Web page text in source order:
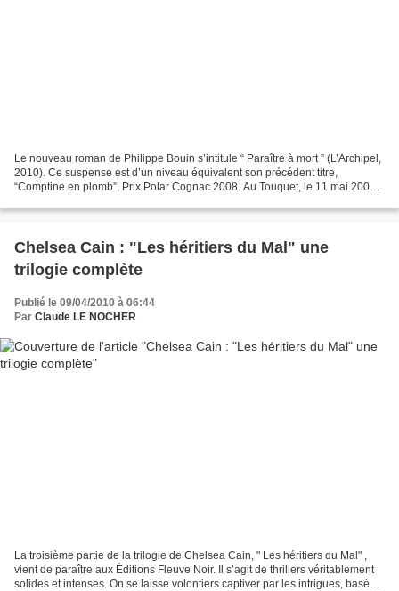
Le nouveau roman de Philippe Bouin s’intitule “ Paraître à mort ” (L’Archipel,
2010). Ce suspense est d’un niveau équivalent son précédent titre,
“Comptine en plomb”, Prix Polar Cognac 2008. Au Touquet, le 11 mai 2001.
Chelsea Cain : "Les héritiers du Mal" une
trilogie complète
Publié le 09/04/2010 à 06:44
Par Claude LE NOCHER
La troisième partie de la trilogie de Chelsea Cain, " Les héritiers du Mal" ,
vient de paraître aux Éditions Fleuve Noir. Il s’agit de thrillers véritablement
solides et intenses. On se laisse volontiers captiver par les intrigues, basées